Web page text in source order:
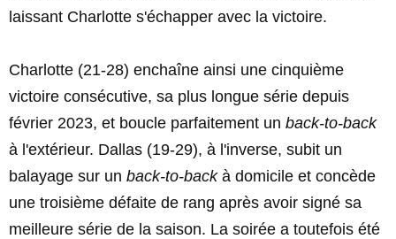
laissant Charlotte s'échapper avec la victoire.
Charlotte (21-28) enchaîne ainsi une cinquième
victoire consécutive, sa plus longue série depuis
février 2023, et boucle parfaitement un back-to-back
à l'extérieur. Dallas (19-29), à l'inverse, subit un
balayage sur un back-to-backà domicile et concède
une troisième défaite de rang après avoir signé sa
meilleure série de la saison. La soirée a toutefois été